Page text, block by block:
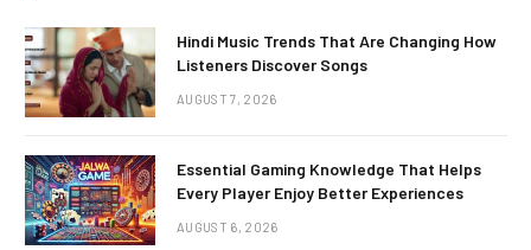
Hindi Music Trends That Are Changing How
Listeners Discover Songs
AUGUST 7, 2026
Essential Gaming Knowledge That Helps
Every Player Enjoy Better Experiences
AUGUST 6, 2026